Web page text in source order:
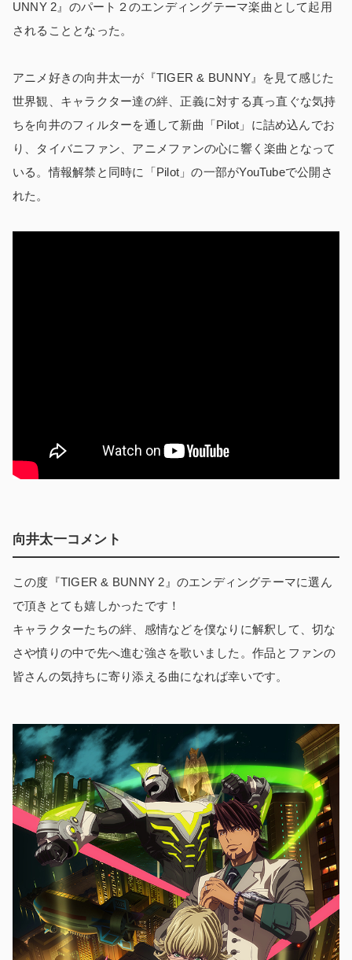
UNNY 2』のパート２のエンディングテーマ楽曲として起用
されることとなった。
アニメ好きの向井太一が『TIGER & BUNNY』を見て感じた
世界観、キャラクター達の絆、正義に対する真っ直ぐな気持
ちを向井のフィルターを通して新曲「Pilot」に詰め込んでお
り、タイバニファン、アニメファンの心に響く楽曲となって
いる。情報解禁と同時に「Pilot」の一部がYouTubeで公開さ
れた。
向井太一コメント
この度『TIGER & BUNNY 2』のエンディングテーマに選ん
で頂きとても嬉しかったです！
キャラクターたちの絆、感情などを僕なりに解釈して、切な
さや憤りの中で先へ進む強さを歌いました。作品とファンの
皆さんの気持ちに寄り添える曲になれば幸いです。